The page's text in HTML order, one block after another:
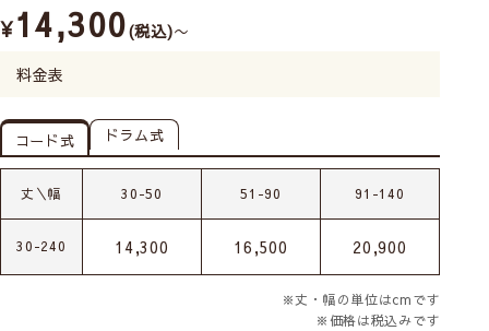
¥14,300 税込 〜
料金表
コード式 ドラム式
丈＼幅 30-50 51-90 91-140
30-240 14,300 16,500 20,900
※丈・幅の単位はcmです
※価格は税込みです